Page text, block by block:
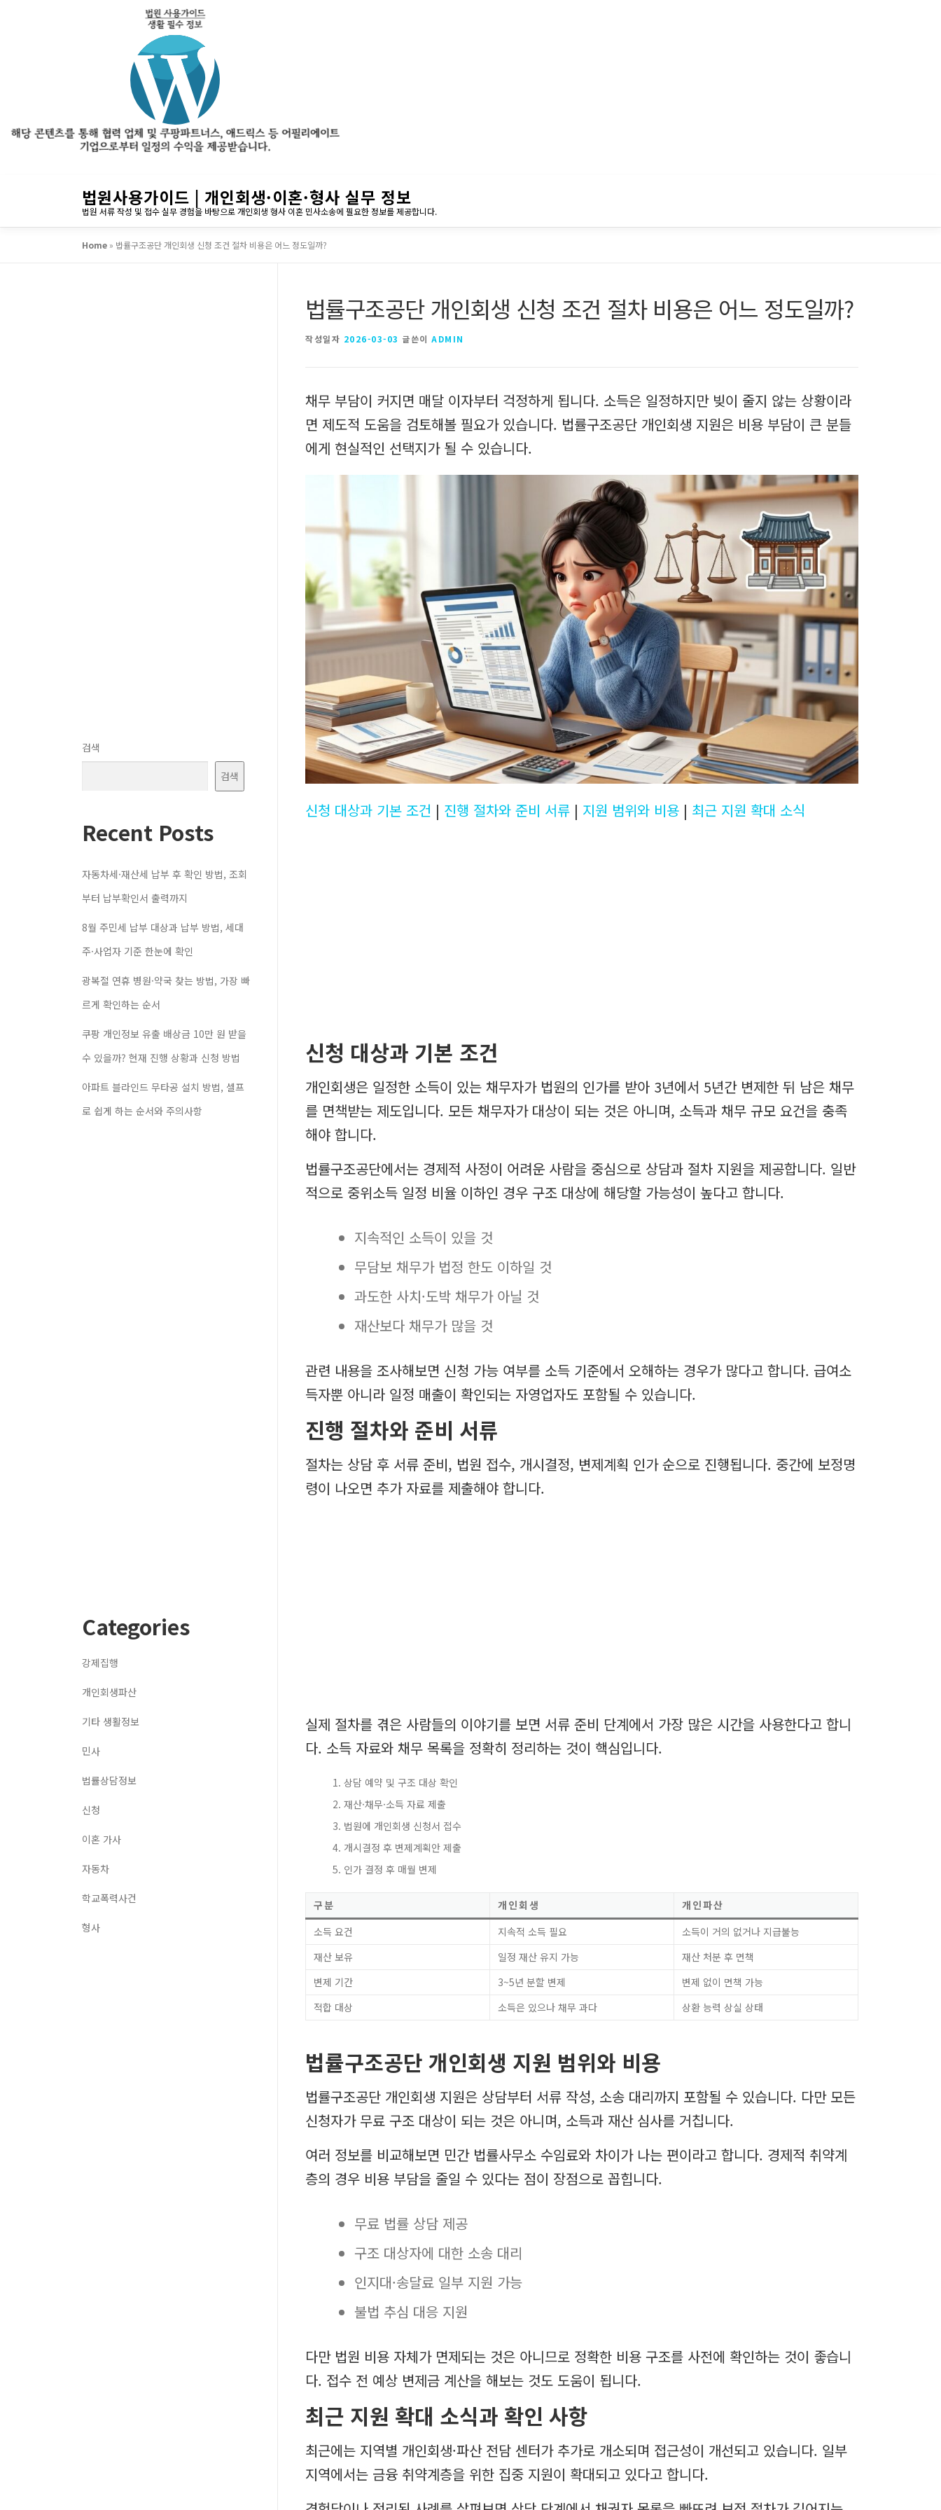
로
법원사용가이드 | 개인회생·이혼·형사 실무 정보
법원 서류 작성 및 접수 실무 경험을 바탕으로 개인회생 형사 이혼 민사소송에 필요한 정보를 제공합니다.
Home » 법률구조공단 개인회생 신청 조건 절차 비용은 어느 정도일까?
법률구조공단 개인회생 신청 조건 절차 비용은 어느 정도일까?
작성일자 2026-03-03 글쓴이 ADMIN
채무 부담이 커지면 매달 이자부터 걱정하게 됩니다. 소득은 일정하지만 빚이 줄지 않는 상황이라
면 제도적 도움을 검토해볼 필요가 있습니다. 법률구조공단 개인회생 지원은 비용 부담이 큰 분들
에게 현실적인 선택지가 될 수 있습니다.
신청 대상과 기본 조건 | 진행 절차와 준비 서류 | 지원 범위와 비용 | 최근 지원 확대 소식
신청 대상과 기본 조건
개인회생은 일정한 소득이 있는 채무자가 법원의 인가를 받아 3년에서 5년간 변제한 뒤 남은 채무
를 면책받는 제도입니다. 모든 채무자가 대상이 되는 것은 아니며, 소득과 채무 규모 요건을 충족
해야 합니다.
법률구조공단에서는 경제적 사정이 어려운 사람을 중심으로 상담과 절차 지원을 제공합니다. 일반
적으로 중위소득 일정 비율 이하인 경우 구조 대상에 해당할 가능성이 높다고 합니다.
지속적인 소득이 있을 것
무담보 채무가 법정 한도 이하일 것
과도한 사치·도박 채무가 아닐 것
재산보다 채무가 많을 것
관련 내용을 조사해보면 신청 가능 여부를 소득 기준에서 오해하는 경우가 많다고 합니다. 급여소
득자뿐 아니라 일정 매출이 확인되는 자영업자도 포함될 수 있습니다.
진행 절차와 준비 서류
절차는 상담 후 서류 준비, 법원 접수, 개시결정, 변제계획 인가 순으로 진행됩니다. 중간에 보정명
령이 나오면 추가 자료를 제출해야 합니다.
실제 절차를 겪은 사람들의 이야기를 보면 서류 준비 단계에서 가장 많은 시간을 사용한다고 합니
다. 소득 자료와 채무 목록을 정확히 정리하는 것이 핵심입니다.
상담 예약 및 구조 대상 확인
재산·채무·소득 자료 제출
법원에 개인회생 신청서 접수
개시결정 후 변제계획안 제출
인가 결정 후 매월 변제
구분 개인회생
개인파산
소득 요건
지속적 소득 필요
소득이 거의 없거나 지급불능
재산 보유
일정 재산 유지 가능
재산 처분 후 면책
변제 기간
3~5년 분할 변제
변제 없이 면책 가능
적합 대상
소득은 있으나 채무 과다 상환 능력 상실 상태
법률구조공단 개인회생 지원 범위와 비용
법률구조공단 개인회생 지원은 상담부터 서류 작성, 소송 대리까지 포함될 수 있습니다. 다만 모든
신청자가 무료 구조 대상이 되는 것은 아니며, 소득과 재산 심사를 거칩니다.
여러 정보를 비교해보면 민간 법률사무소 수임료와 차이가 나는 편이라고 합니다. 경제적 취약계
층의 경우 비용 부담을 줄일 수 있다는 점이 장점으로 꼽힙니다.
무료 법률 상담 제공
구조 대상자에 대한 소송 대리
인지대·송달료 일부 지원 가능
불법 추심 대응 지원
다만 법원 비용 자체가 면제되는 것은 아니므로 정확한 비용 구조를 사전에 확인하는 것이 좋습니
다. 접수 전 예상 변제금 계산을 해보는 것도 도움이 됩니다.
최근 지원 확대 소식과 확인 사항
최근에는 지역별 개인회생·파산 전담 센터가 추가로 개소되며 접근성이 개선되고 있습니다. 일부
지역에서는 금융 취약계층을 위한 집중 지원이 확대되고 있다고 합니다.
검색
검색
Recent Posts
자동차세·재산세 납부 후 확인 방법, 조회
부터 납부확인서 출력까지
8월 주민세 납부 대상과 납부 방법, 세대
주·사업자 기준 한눈에 확인
광복절 연휴 병원·약국 찾는 방법, 가장 빠
르게 확인하는 순서
쿠팡 개인정보 유출 배상금 10만 원 받을
수 있을까? 현재 진행 상황과 신청 방법
아파트 블라인드 무타공 설치 방법, 셀프
로 쉽게 하는 순서와 주의사항
Categories
강제집행
개인회생파산
기타 생활정보
민사
법률상담정보
신청
이혼 가사
자동차
학교폭력사건
형사